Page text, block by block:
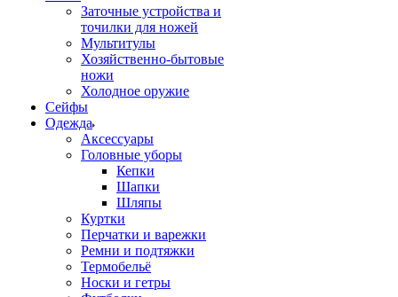
Заточные устройства и
точилки для ножей
Мультитулы
Хозяйственно-бытовые
ножи
Холодное оружие
Сейфы
Одежда
Аксессуары
Головные уборы
Кепки
Шапки
Шляпы
Куртки
Перчатки и варежки
Ремни и подтяжки
Термобельё
Носки и гетры